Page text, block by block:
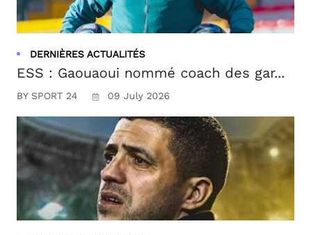
DERNIÈRES ACTUALITÉS
ESS : Gaouaoui nommé coach des gar...
BY SPORT 24 09 July 2026